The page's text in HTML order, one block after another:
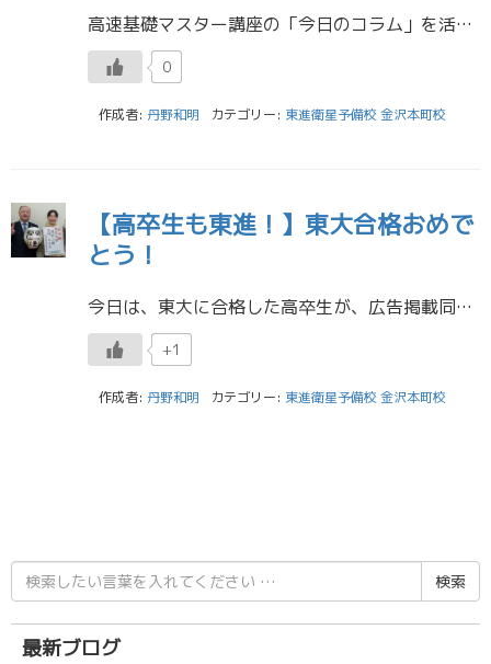
高速基礎マスター講座の「今日のコラム」を活用しましょう！ 「今日のコラム」とは、日本経済新聞などの新聞コラムの段落並び替え問題です。東進の高速基礎マスター講座の一つで、毎日、３分程度でできます。 最初は正解に導くまで５分 […]
0
作成者: 丹野和明 カテゴリー: 東進衛星予備校 金沢本町校
【高卒生も東進！】東大合格おめで
とう！
今日は、東大に合格した高卒生が、広告掲載同意書を持参してくれたので、写真つきで紹介です！ Iさんの東大合格体験記の一部、抜粋です。 ／ 【東進の担任の先生について】 一度不合格を経験して私は度々極度の不安に襲われるように […]
+1
作成者: 丹野和明 カテゴリー: 東進衛星予備校 金沢本町校
検
索
結
果:
最新ブログ